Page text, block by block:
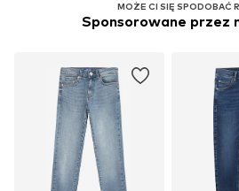
MOŻE CI SIĘ SPODOBAĆ
Sponsorowane przez